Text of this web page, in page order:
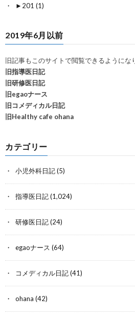
► 201 (1)
2019年6月以前
旧記事もこのサイトで閲覧できるようにな
旧指導医日記
旧研修医日記
旧egaoナース
旧コメディカル日記
旧Healthy cafe ohana
カテゴリー
小児外科日記(5)
指導医日記(1,024)
研修医日記(24)
egaoナース (64)
コメディカル日記(41)
ohana (42)